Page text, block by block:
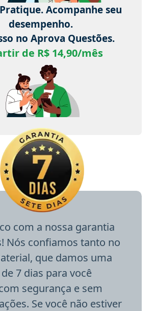
Acompanhe seu
desempenho.
no Aprova Questões.
de R$ 14,90/mês
com a nossa garantia
Nós confiamos tanto no
que damos uma
7 dias para você
segurança e sem
Se você não estiver